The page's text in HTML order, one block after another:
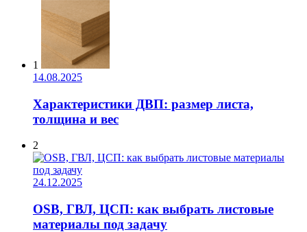
1
14.08.2025
Характеристики ДВП: размер листа,
толщина и вес
2
24.12.2025
OSB, ГВЛ, ЦСП: как выбрать листовые
материалы под задачу